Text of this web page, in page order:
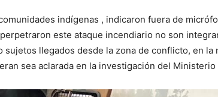
indígenas , indicaron fuera de
este ataque incendiario no son
sujetos llegados desde la zona de conflicto, en la
sea aclarada en la investigación del Ministerio